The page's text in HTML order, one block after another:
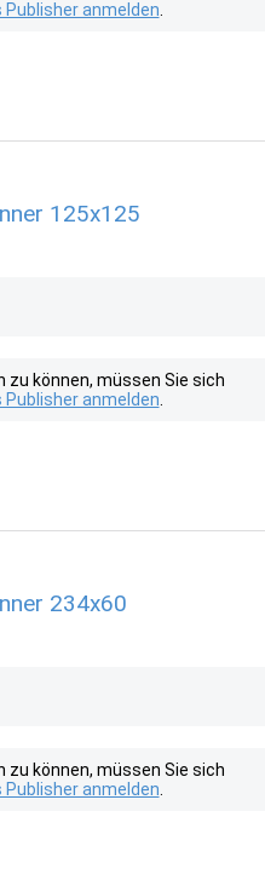
Publisher anmelden
125x125
können, müssen Sie sich
Publisher anmelden
234x60
können, müssen Sie sich
Publisher anmelden